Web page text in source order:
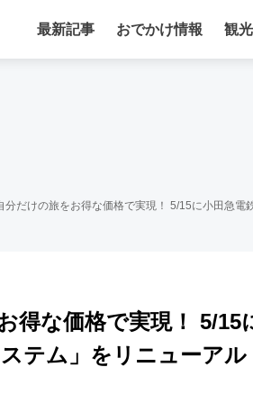
最新記事 おでかけ情報 観
分だけの旅をお得な価格で実現！ 5/15に小田急電
得な価格で実現！ 5/
テム」をリニューアル